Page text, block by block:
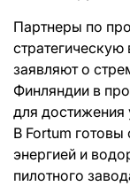
Партнеры по
заявляют о
Финляндии в
для достижения
В Fortum готовы
энергией и
пилотного